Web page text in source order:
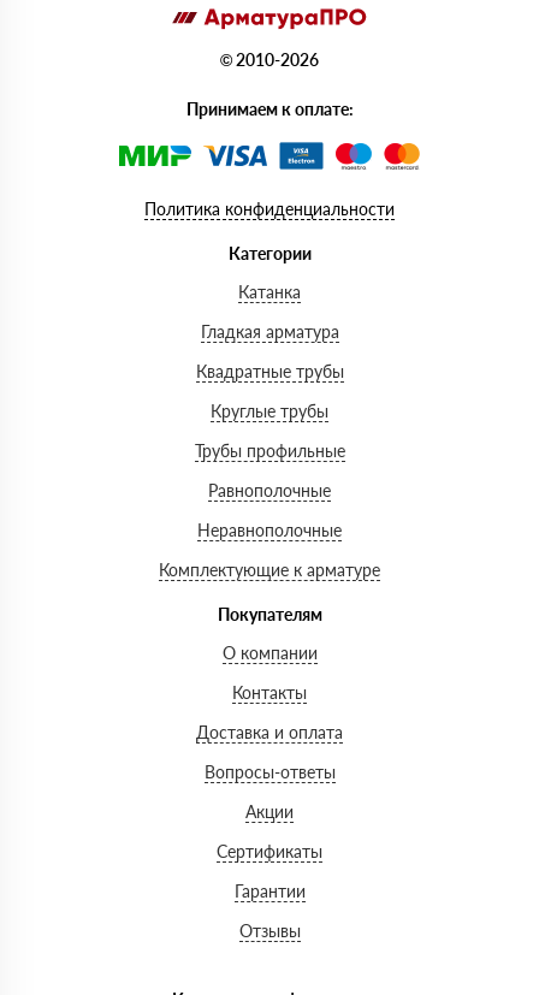
© 2010-2026
Принимаем к оплате:
Политика конфиденциальности
Категории
Катанка
Гладкая арматура
Квадратные трубы
Круглые трубы
Трубы профильные
Равнополочные
Неравнополочные
Комплектующие к арматуре
Покупателям
О компании
Контакты
Доставка и оплата
Вопросы-ответы
Акции
Сертификаты
Гарантии
Отзывы